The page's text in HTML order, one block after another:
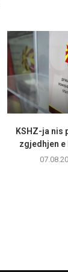
KSHZ-ja nis
zgjedhjen